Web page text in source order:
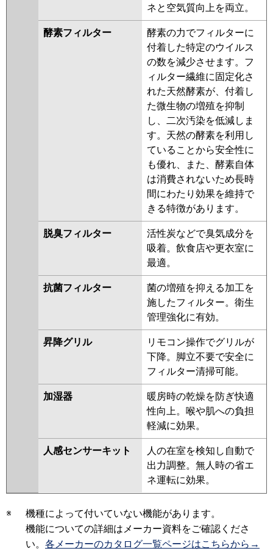
ネと空気質向上を両立。
酵素フィルター
酵素の力でフィルターに
付着した特定のウイルス
の数を減少させます。フ
ィルター繊維に固定化さ
れた天然酵素が、付着し
た微生物の増殖を抑制
し、二次汚染を低減しま
す。天然の酵素を利用し
ていることから安全性に
も優れ、また、酵素自体
は消費されないため長時
間にわたり効果を維持で
きる特徴があります。
脱臭フィルター
活性炭などで臭気成分を
吸着。飲食店や更衣室に
最適。
抗菌フィルター
菌の増殖を抑える加工を
施したフィルター。衛生
管理強化に有効。
昇降グリル
リモコン操作でグリルが
下降。脚立不要で安全に
フィルター清掃可能。
加湿器
暖房時の乾燥を防ぎ快適
性向上。喉や肌への負担
軽減に効果。
人感センサーキット
人の在室を検知し自動で
出力調整。無人時の省エ
ネ運転に効果。
※
機種によって付いていない機能があります。
機能についての詳細はメーカー資料をご確認くださ
い。 各メーカーのカタログ一覧ページはこちらから→